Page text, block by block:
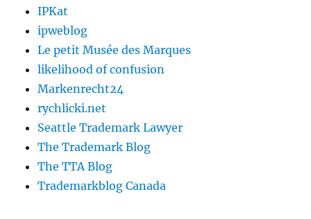
IPKat
ipweblog
Le petit Musée des Marques
likelihood of confusion
Markenrecht24
rychlicki.net
Seattle Trademark Lawyer
The Trademark Blog
The TTA Blog
Trademarkblog Canada